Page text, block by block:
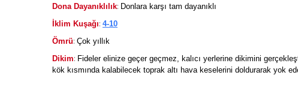
Dona Dayanıklılık: Donlara karşı tam dayanıklı
İklim Kuşağı: 4-10
Ömrü: Çok yıllık
Dikim: Fideler elinize geçer geçmez, kalıcı yerlerine dikimini
kök kısmında kalabilecek toprak altı hava keselerini doldurarak yok